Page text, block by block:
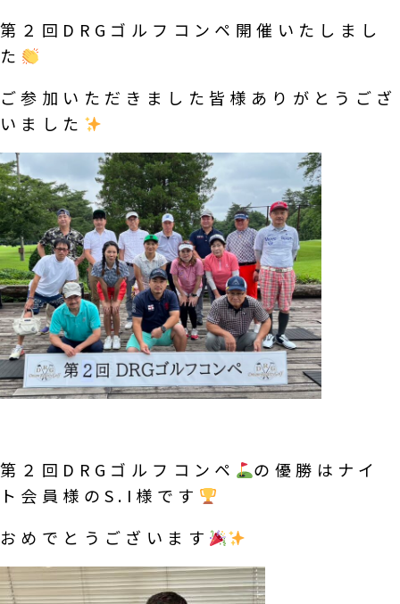
第２回DRGゴルフコンペ開催いたしまし
た
ご参加いただきました皆様ありがとうござ
いました
第２回DRGゴルフコンペ
の優勝はナイ
ト会員様のS.I様です
おめでとうございます